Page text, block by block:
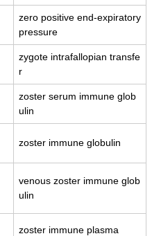
zero positive end-expiratory
pressure
zygote intrafallopian transfe
r
zoster serum immune glob
ulin
zoster immune globulin
venous zoster immune glob
ulin
zoster immune plasma